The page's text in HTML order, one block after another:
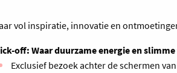
vol inspiratie, innovatie en
off: Waar duurzame energie en
Exclusief bezoek achter de schermen